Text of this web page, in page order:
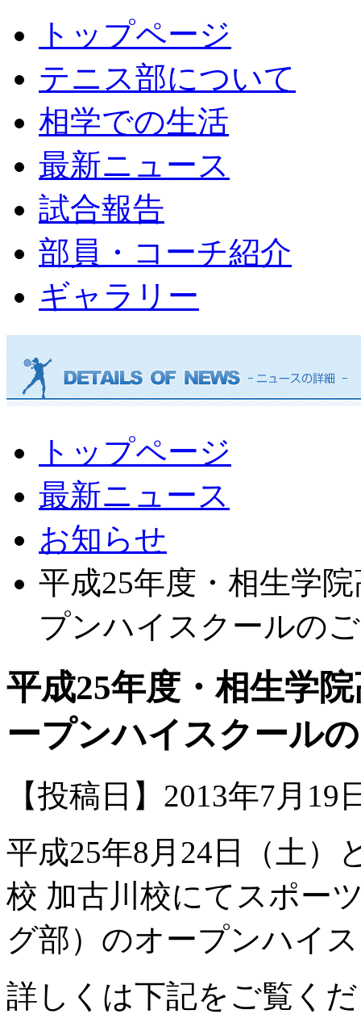
トップページ
テニス部について
相学での生活
最新ニュース
試合報告
部員・コーチ紹介
ギャラリー
トップページ
最新ニュース
お知らせ
平成25年度・相生学
プンハイスクールの
平成25年度・相生学
ープンハイスクール
【投稿日】2013年7月19
平成25年8月24日（土）
校 加古川校にてスポー
グ部）のオープンハイ
詳しくは下記をご覧く